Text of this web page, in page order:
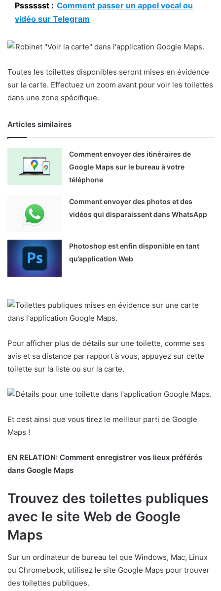
Psssssst : Comment passer un appel vocal ou
vidéo sur Telegram
Toutes les toilettes disponibles seront mises en évidence
sur la carte. Effectuez un zoom avant pour voir les toilettes
dans une zone spécifique.
Articles similaires
Comment envoyer des itinéraires de
Google Maps sur le bureau à votre
téléphone
Comment envoyer des photos et des
vidéos qui disparaissent dans WhatsApp
Photoshop est enfin disponible en tant
qu’application Web
Pour afficher plus de détails sur une toilette, comme ses
avis et sa distance par rapport à vous, appuyez sur cette
toilette sur la liste ou sur la carte.
Et c’est ainsi que vous tirez le meilleur parti de Google
Maps !
EN RELATION: Comment enregistrer vos lieux préférés
dans Google Maps
Trouvez des toilettes publiques
avec le site Web de Google
Maps
Sur un ordinateur de bureau tel que Windows, Mac, Linux
ou Chromebook, utilisez le site Google Maps pour trouver
des toilettes publiques.